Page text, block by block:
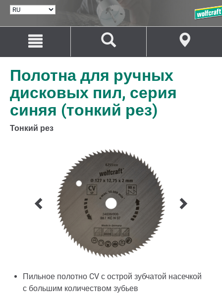
ВЫБРАТЬ
Перейти
содержанию
Перейти
навигации
Полотна для ручных
дисковых пил, серия
синяя (тонкий рез)
Тонкий рез
Пильное полотно CV с острой зубчатой насечкой
с большим количеством зубьев